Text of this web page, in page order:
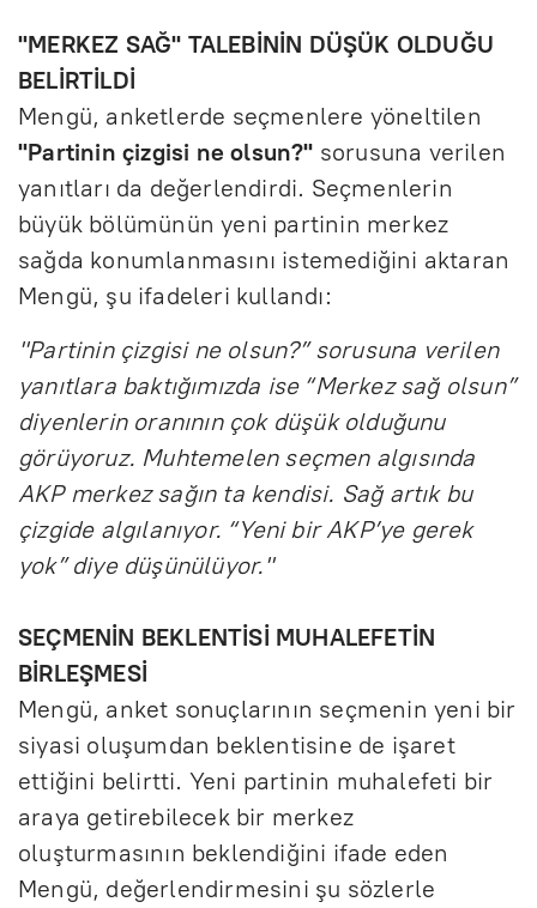
"MERKEZ SAĞ" TALEBİNİN DÜŞÜK OLDUĞU
BELİRTİLDİ
Mengü, anketlerde seçmenlere yöneltilen
"Partinin çizgisi ne olsun?" sorusuna verilen
yanıtları da değerlendirdi. Seçmenlerin
büyük bölümünün yeni partinin merkez
sağda konumlanmasını istemediğini aktaran
Mengü, şu ifadeleri kullandı:
"Partinin çizgisi ne olsun?” sorusuna verilen
yanıtlara baktığımızda ise “Merkez sağ olsun”
diyenlerin oranının çok düşük olduğunu
görüyoruz. Muhtemelen seçmen algısında
AKP merkez sağın ta kendisi. Sağ artık bu
çizgide algılanıyor. “Yeni bir AKP’ye gerek
yok” diye düşünülüyor."
SEÇMENİN BEKLENTİSİ MUHALEFETİN
BİRLEŞMESİ
Mengü, anket sonuçlarının seçmenin yeni bir
siyasi oluşumdan beklentisine de işaret
ettiğini belirtti. Yeni partinin muhalefeti bir
araya getirebilecek bir merkez
oluşturmasının beklendiğini ifade eden
Mengü, değerlendirmesini şu sözlerle